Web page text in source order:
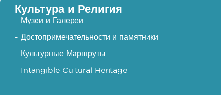
Культура и Религия
- Музеи и Галереи
- Достопримечательности и памятники
- Культурные Маршруты
- Intangible Cultural Heritage